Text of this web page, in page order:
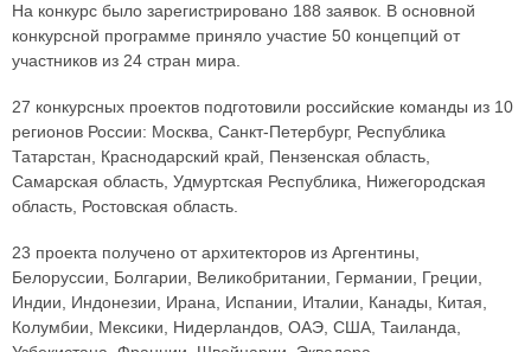
На конкурс было зарегистрировано 188 заявок. В основной
конкурсной программе приняло участие 50 концепций от
участников из 24 стран мира.
27 конкурсных проектов подготовили российские команды из 10
регионов России: Москва, Санкт-Петербург, Республика
Татарстан, Краснодарский край, Пензенская область,
Самарская область, Удмуртская Республика, Нижегородская
область, Ростовская область.
23 проекта получено от архитекторов из Аргентины,
Белоруссии, Болгарии, Великобритании, Германии, Греции,
Индии, Индонезии, Ирана, Испании, Италии, Канады, Китая,
Колумбии, Мексики, Нидерландов, ОАЭ, США, Таиланда,